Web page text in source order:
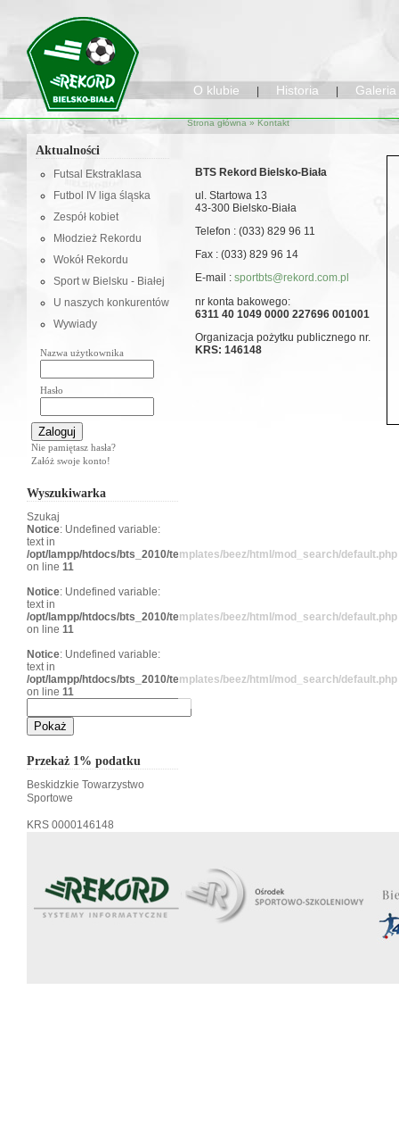
O klubie Historia Galeria
Aktualności
Futsal Ekstraklasa
Futbol IV liga śląska
Zespół kobiet
Młodzież Rekordu
Wokół Rekordu
Sport w Bielsku - Białej
U naszych konkurentów
Wywiady
Nazwa użytkownika
Hasło
Nie pamiętasz hasła?
Załóż swoje konto!
Wyszukiwarka
Szukaj
Notice: Undefined variable:
text in
/opt/lampp/htdocs/bts_2010/templates/beez/html/mod_search/default.php
on line 11
Notice: Undefined variable:
text in
/opt/lampp/htdocs/bts_2010/templates/beez/html/mod_search/default.php
on line 11
Notice: Undefined variable:
text in
/opt/lampp/htdocs/bts_2010/templates/beez/html/mod_search/default.php
on line 11
Przekaż 1% podatku
Beskidzkie Towarzystwo
Sportowe
KRS 0000146148
Strona główna » Kontakt
BTS Rekord Bielsko-Biała
ul. Startowa 13
43-300 Bielsko-Biała
Telefon : (033) 829 96 11
Fax : (033) 829 96 14
E-mail : sportbts@rekord.com.pl
nr konta bakowego:
6311 40 1049 0000 227696 001001
Organizacja pożytku publicznego nr.
KRS: 146148